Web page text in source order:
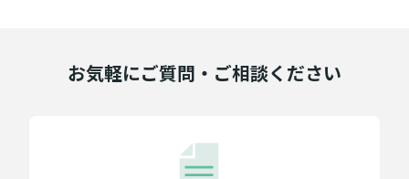
お気軽にご質問・ご相談ください